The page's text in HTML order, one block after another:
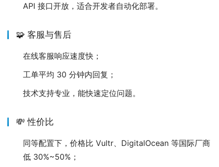
API 接口开放，适合开发者自动化部署。
🧩 客服与售后
在线客服响应速度快；
工单平均 30 分钟内回复；
技术支持专业，能快速定位问题。
💸 性价比
同等配置下，价格比 Vultr、DigitalOcean 等国际厂商
低 30%~50%；